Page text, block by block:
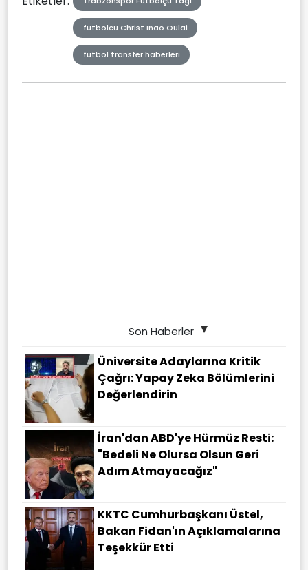
futbolcu Christ Inao Oulai
futbol transfer haberleri
Son Haberler
Üniversite Adaylarına Kritik
Çağrı: Yapay Zeka Bölümlerini
Değerlendirin
İran'dan ABD'ye Hürmüz Resti:
"Bedeli Ne Olursa Olsun Geri
Adım Atmayacağız"
KKTC Cumhurbaşkanı Üstel,
Bakan Fidan'ın Açıklamalarına
Teşekkür Etti